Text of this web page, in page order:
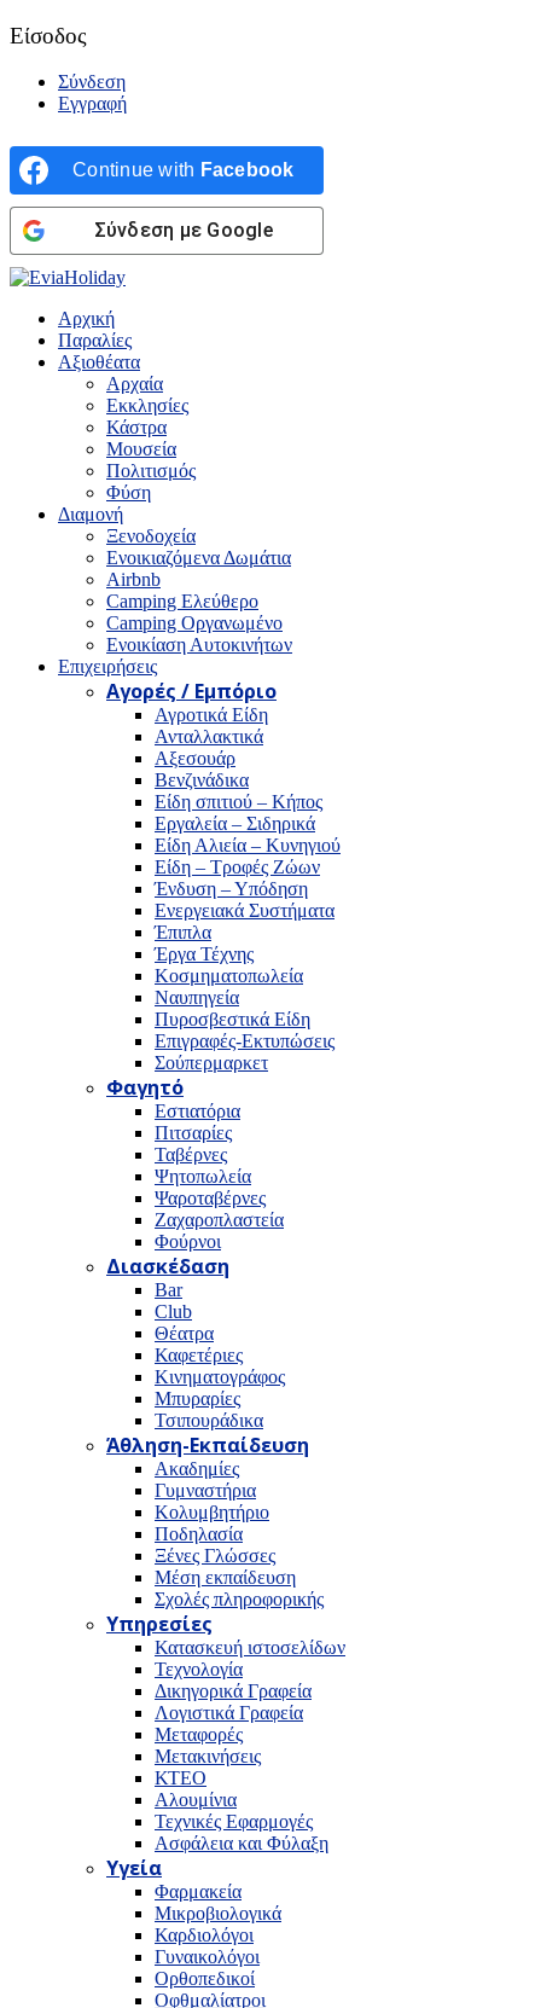
Είσοδος
Σύνδεση
Εγγραφή
Continue with Facebook
Σύνδεση με Google
Αρχική
Παραλίες
Αξιοθέατα
Αρχαία
Εκκλησίες
Κάστρα
Μουσεία
Πολιτισμός
Φύση
Διαμονή
Ξενοδοχεία
Ενοικιαζόμενα Δωμάτια
Airbnb
Camping Ελεύθερο
Camping Οργανωμένο
Ενοικίαση Αυτοκινήτων
Επιχειρήσεις
Αγορές / Εμπόριο
Αγροτικά Είδη
Ανταλλακτικά
Αξεσουάρ
Βενζινάδικα
Είδη σπιτιού – Κήπος
Εργαλεία – Σιδηρικά
Είδη Αλιεία – Κυνηγιού
Είδη – Τροφές Ζώων
Ένδυση – Υπόδηση
Ενεργειακά Συστήματα
Έπιπλα
Έργα Τέχνης
Κοσμηματοπωλεία
Ναυπηγεία
Πυροσβεστικά Είδη
Επιγραφές-Εκτυπώσεις
Σούπερμαρκετ
Φαγητό
Εστιατόρια
Πιτσαρίες
Ταβέρνες
Ψητοπωλεία
Ψαροταβέρνες
Ζαχαροπλαστεία
Φούρνοι
Διασκέδαση
Bar
Club
Θέατρα
Καφετέριες
Κινηματογράφος
Μπυραρίες
Τσιπουράδικα
Άθληση-Εκπαίδευση
Ακαδημίες
Γυμναστήρια
Κολυμβητήριο
Ποδηλασία
Ξένες Γλώσσες
Μέση εκπαίδευση
Σχολές πληροφορικής
Υπηρεσίες
Κατασκευή ιστοσελίδων
Τεχνολογία
Δικηγορικά Γραφεία
Λογιστικά Γραφεία
Μεταφορές
Μετακινήσεις
ΚΤΕΟ
Αλουμίνια
Τεχνικές Εφαρμογές
Ασφάλεια και Φύλαξη
Υγεία
Φαρμακεία
Μικροβιολογικά
Καρδιολόγοι
Γυναικολόγοι
Ορθοπεδικοί
Οφθμαλίατροι